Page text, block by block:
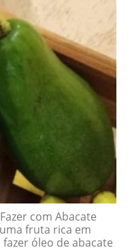
com Abacate
fruta rica em
óleo de abacate